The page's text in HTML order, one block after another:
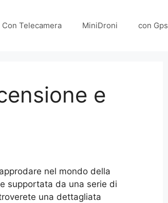
Con Telecamera MiniDroni con Gps
e
nel mondo della
supportata da una serie di
una dettagliata